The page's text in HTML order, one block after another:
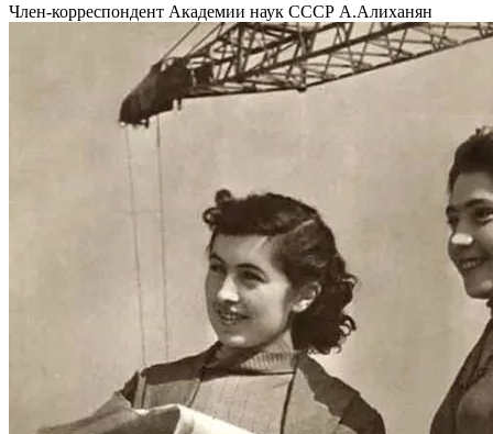
Член-корреспондент Академии наук СССР А.Алиханян